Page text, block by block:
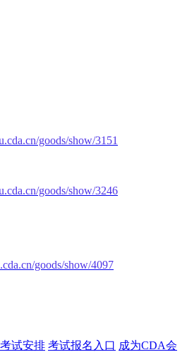
goods/show/3151
goods/show/3246
goods/show/4097
试安排 考试报名入口 成为CDA会